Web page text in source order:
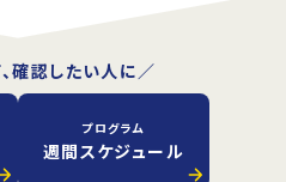
確認したい人に／
プログラム
週間スケジュール